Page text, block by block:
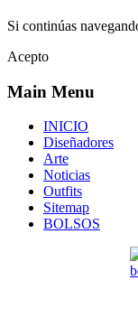
Si continúas
Acepto
Main Menu
INICIO
Diseñadores
Arte
Noticias
Outfits
Sitemap
BOLSOS